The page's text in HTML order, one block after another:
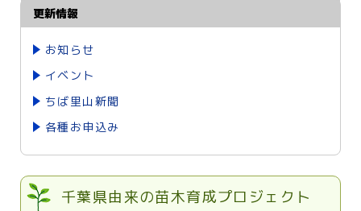
更新情報
お知らせ
イベント
ちば里山新聞
各種お申込み
千葉県由来の苗木育成プロジェクト